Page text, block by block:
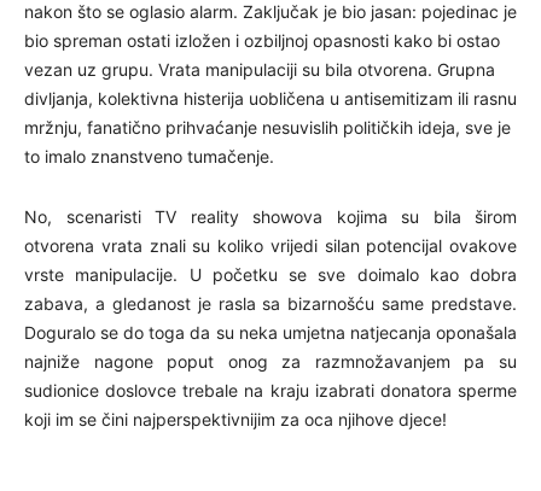
nakon što se oglasio alarm. Zaključak je bio jasan: pojedinac je
bio spreman ostati izložen i ozbiljnoj opasnosti kako bi ostao
vezan uz grupu. Vrata manipulaciji su bila otvorena. Grupna
divljanja, kolektivna histerija uobličena u antisemitizam ili rasnu
mržnju, fanatično prihvaćanje nesuvislih političkih ideja, sve je
to imalo znanstveno tumačenje.
No, scenaristi TV reality showova kojima su bila širom
otvorena vrata znali su koliko vrijedi silan potencijal ovakove
vrste manipulacije. U početku se sve doimalo kao dobra
zabava, a gledanost je rasla sa bizarnošću same predstave.
Doguralo se do toga da su neka umjetna natjecanja oponašala
najniže nagone poput onog za razmnožavanjem pa su
sudionice doslovce trebale na kraju izabrati donatora sperme
koji im se čini najperspektivnijim za oca njihove djece!